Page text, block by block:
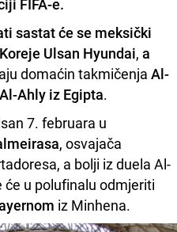
sastat će se meksički
Ulsan Hyundai, a
domaćin takmičenja Al-
Ahly iz Egipta.
7. februara u
, osvajača
a bolji iz duela Al-
će u polufinalu odmjeriti
iz Minhena.